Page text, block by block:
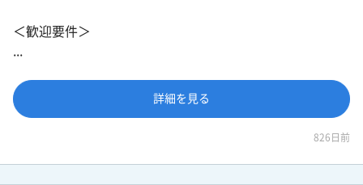
＜歓迎要件＞
詳細を見る
826日前